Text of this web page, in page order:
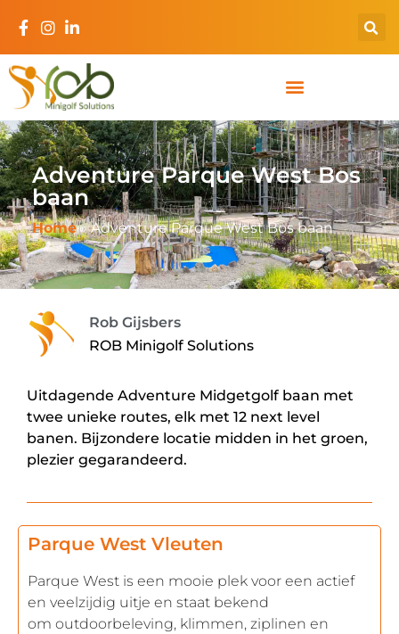
Adventure Parque West Bos
baan
Home»Adventure Parque West Bos baan
Rob Gijsbers
ROB Minigolf Solutions
Uitdagende Adventure Midgetgolf baan met
twee unieke routes, elk met 12 next level
banen. Bijzondere locatie midden in het groen,
plezier gegarandeerd.
Parque West Vleuten
Parque West is een mooie plek voor een actief
en veelzijdig uitje en staat bekend
om outdoorbeleving, klimmen, ziplinen en